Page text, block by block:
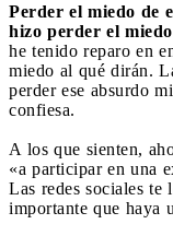
Perder el miedo de
hizo perder el
he tenido reparo en
miedo al qué dirán.
perder ese absurdo
confiesa.
A los que sienten,
«a participar en una
Las redes sociales
importante que haya